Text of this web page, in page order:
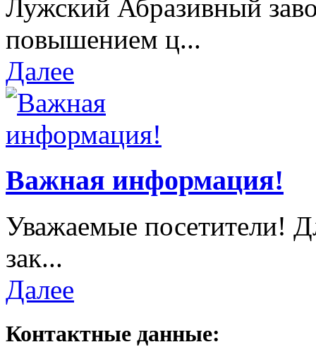
Лужский Абразивный
повышением ц...
Далее
Важная информация!
Уважаемые посетители!
зак...
Далее
Контактные данные: